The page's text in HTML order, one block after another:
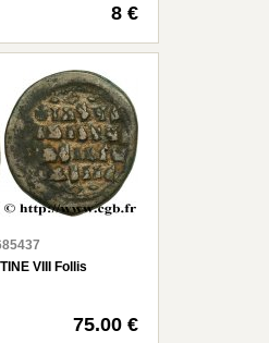
8 €
VIII Follis
75.00 €